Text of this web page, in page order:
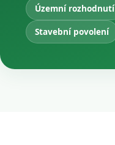
Územní rozhodnutí
Stavební povolení